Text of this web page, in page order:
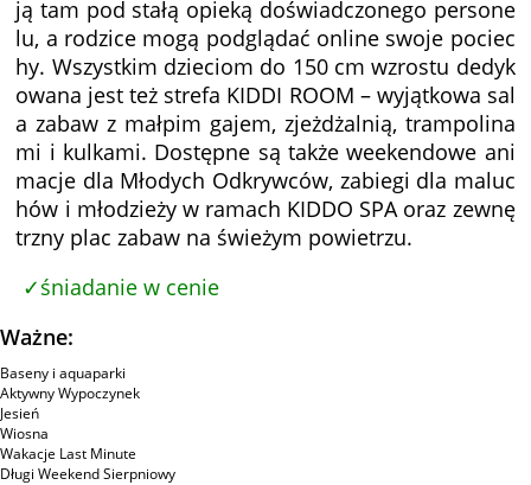
ją tam pod stałą opieką doświadczonego persone
lu, a rodzice mogą podglądać online swoje pociec
hy. Wszystkim dzieciom do 150 cm wzrostu dedyk
owana jest też strefa KIDDI ROOM – wyjątkowa sal
a zabaw z małpim gajem, zjeżdżalnią, trampolina
mi i kulkami. Dostępne są także weekendowe ani
macje dla Młodych Odkrywców, zabiegi dla maluc
hów i młodzieży w ramach KIDDO SPA oraz zewnę
trzny plac zabaw na świeżym powietrzu.
śniadanie w cenie
Ważne:
Baseny i aquaparki
Aktywny Wypoczynek
Jesień
Wiosna
Wakacje Last Minute
Długi Weekend Sierpniowy